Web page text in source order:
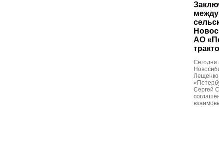
АО
Сегодня
Сергей